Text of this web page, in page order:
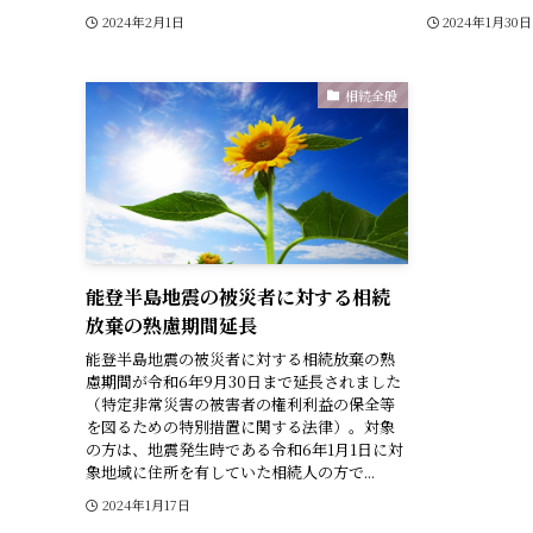
2024年2月1日 2024年1月30日
相続全般
能登半島地震の被災者に対する相続
放棄の熟慮期間延長
能登半島地震の被災者に対する相続放棄の熟
慮期間が令和6年9月30日まで延長されました
（特定非常災害の被害者の権利利益の保全等
を図るための特別措置に関する法律）。対象
の方は、地震発生時である令和6年1月1日に対
象地域に住所を有していた相続人の方で...
2024年1月17日